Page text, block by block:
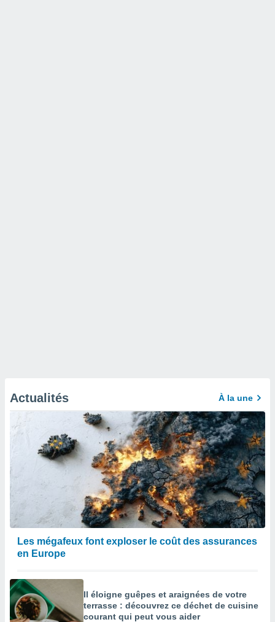
Actualités À la une
Les mégafeux font exploser le coût des assurances
en Europe
Il éloigne guêpes et araignées de votre
terrasse : découvrez ce déchet de cuisine
courant qui peut vous aider